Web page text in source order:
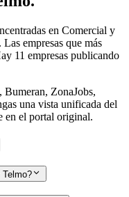
en Comercial y
empresas que más
11 empresas publicando
Bumeran, ZonaJobs,
una vista unificada del
en el portal original.